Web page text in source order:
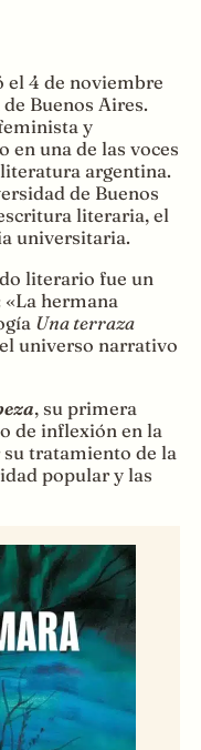
el 4 de noviembre
Buenos Aires.
y
en una de las voces
argentina.
de Buenos
literaria, el
universitaria.
literario fue un
hermana
Una terraza
universo narrativo
, su primera
de inflexión en la
tratamiento de la
popular y las